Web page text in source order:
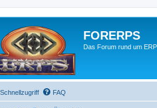
FORERPS
Das Forum rund um
Schnellzugriff FAQ